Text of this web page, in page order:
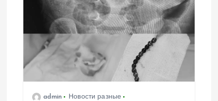
з
а
п
admin
Новости разные